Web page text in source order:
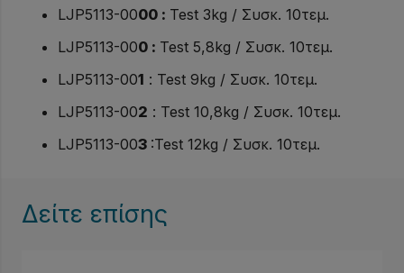
LJP5113-0000 : Test 3kg / Συσκ. 10τεμ.
LJP5113-000 : Test 5,8kg / Συσκ. 10τεμ.
LJP5113-001 : Test 9kg / Συσκ. 10τεμ.
LJP5113-002 : Test 10,8kg / Συσκ. 10τεμ.
LJP5113-003 :Test 12kg / Συσκ. 10τεμ.
Δείτε επίσης